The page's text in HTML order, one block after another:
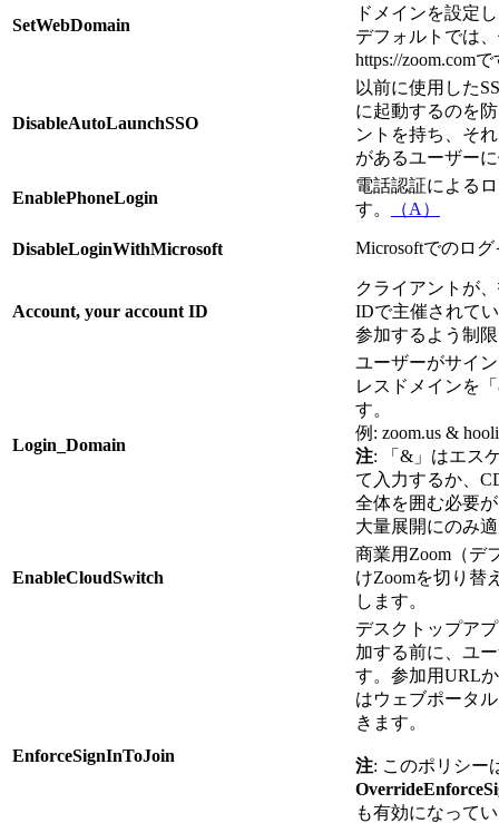
SetWebDomain
ドメインを設定
デフォルトでは、
https://zoom.com
DisableAutoLaunchSSO
以前に使用した
に起動するのを
ントを持ち、そ
があるユーザー
EnablePhoneLogin
電話認証による
す。
（A）
DisableLoginWithMicrosoft Microsoftでのロ
Account, your account ID
クライアントが
IDで主催されて
参加するよう制
Login_Domain
ユーザーがサイ
レスドメインを
す。
例: zoom.us &
注: 「&」はエス
て入力するか、
全体を囲む必要
大量展開にのみ
EnableCloudSwitch
商業用Zoom（デ
けZoomを切り替
します。
EnforceSignInToJoin
デスクトップア
加する前に、ユ
す。参加用URL
はウェブポータ
きます。
注: このポリシー
も有効になって